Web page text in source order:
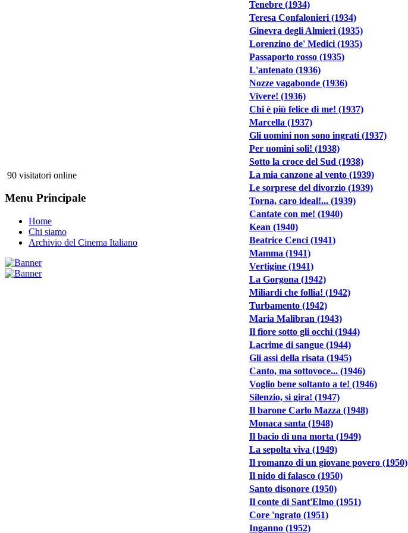
90 visitatori online
Menu Principale
Home
Chi siamo
Archivio del Cinema Italiano
Tenebre (1934)
Teresa Confalonieri (1934)
Ginevra degli Almieri (1935)
Lorenzino de' Medici (1935)
Passaporto rosso (1935)
L'antenato (1936)
Nozze vagabonde (1936)
Vivere! (1936)
Chi è più felice di me! (1937)
Marcella (1937)
Gli uomini non sono ingrati (1937)
Per uomini soli! (1938)
Sotto la croce del Sud (1938)
La mia canzone al vento (1939)
Le sorprese del divorzio (1939)
Torna, caro ideal!... (1939)
Cantate con me! (1940)
Kean (1940)
Beatrice Cenci (1941)
Mamma (1941)
Vertigine (1941)
La Gorgona (1942)
Miliardi che follia! (1942)
Turbamento (1942)
Maria Malibran (1943)
Il fiore sotto gli occhi (1944)
Lacrime di sangue (1944)
Gli assi della risata (1945)
Canto, ma sottovoce... (1946)
Voglio bene soltanto a te! (1946)
Silenzio, si gira! (1947)
Il barone Carlo Mazza (1948)
Monaca santa (1948)
Il bacio di una morta (1949)
La sepolta viva (1949)
Il romanzo di un giovane povero (1950)
Il nido di falasco (1950)
Santo disonore (1950)
Il conte di Sant'Elmo (1951)
Core 'ngrato (1951)
Inganno (1952)